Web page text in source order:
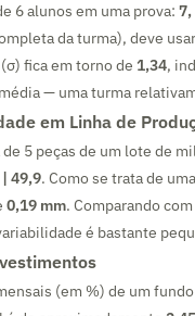
6 alunos em uma prova: 7,
da turma), deve
fica em torno de 1,34,
— uma turma
em Linha de
5 peças de um lote de
49,9. Como se trata de
0,19 mm. Comparando
é bastante
(em %) de um